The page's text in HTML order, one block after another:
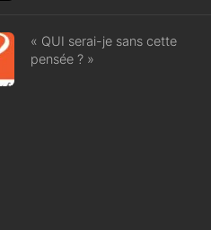
« QUI serai-je sans cette
pensée ? »